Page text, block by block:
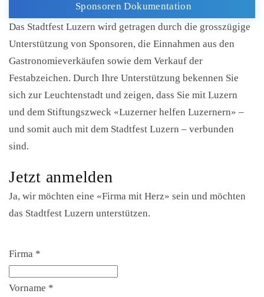
Sponsoren Dokumentation
Das Stadtfest Luzern wird getragen durch die grosszügige
Unterstützung von Sponsoren, die Einnahmen aus den
Gastronomieverkäufen sowie dem Verkauf der
Festabzeichen. Durch Ihre Unterstützung bekennen Sie
sich zur Leuchtenstadt und zeigen, dass Sie mit Luzern
und dem Stiftungszweck «Luzerner helfen Luzernern» –
und somit auch mit dem Stadtfest Luzern – verbunden
sind.
Jetzt anmelden
Ja, wir möchten eine «Firma mit Herz» sein und möchten
das Stadtfest Luzern unterstützen.
Firma *
Vorname *